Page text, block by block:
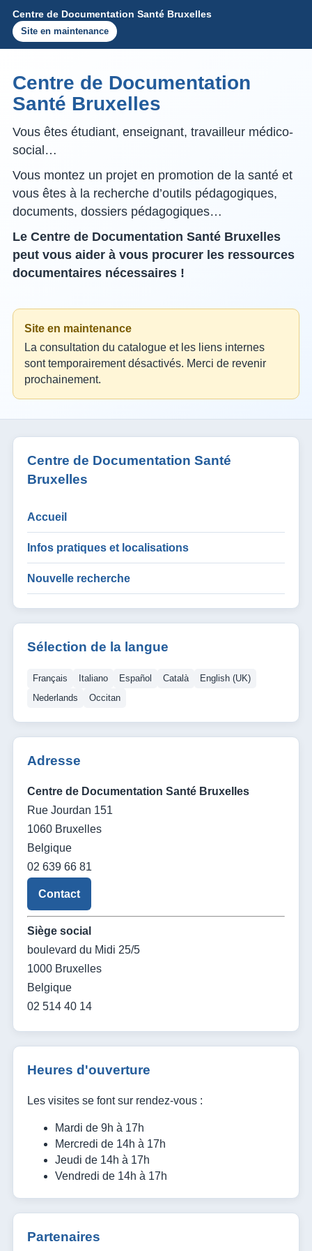
Centre de Documentation Santé Bruxelles
Site en maintenance
Centre de Documentation
Santé Bruxelles
Vous êtes étudiant, enseignant, travailleur médico-
social…
Vous montez un projet en promotion de la santé et
vous êtes à la recherche d’outils pédagogiques,
documents, dossiers pédagogiques…
Le Centre de Documentation Santé Bruxelles
peut vous aider à vous procurer les ressources
documentaires nécessaires !
Site en maintenance
La consultation du catalogue et les liens internes
sont temporairement désactivés. Merci de revenir
prochainement.
Centre de Documentation Santé
Bruxelles
Accueil
Infos pratiques et localisations
Nouvelle recherche
Sélection de la langue
Français Italiano Español Català
English (UK)
Nederlands
Occitan
Adresse
Centre de Documentation Santé Bruxelles
Rue Jourdan 151
1060 Bruxelles
Belgique
02 639 66 81
Contact
Siège social
boulevard du Midi 25/5
1000 Bruxelles
Belgique
02 514 40 14
Heures d'ouverture
Les visites se font sur rendez-vous :
Mardi de 9h à 17h
Mercredi de 14h à 17h
Jeudi de 14h à 17h
Vendredi de 14h à 17h
Partenaires